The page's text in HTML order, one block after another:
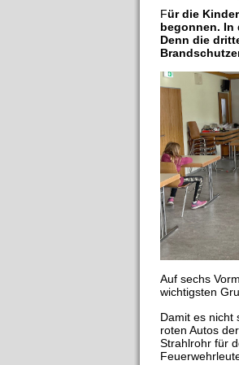
Für die
begonnen. In
Denn die
Auf sechs
wichtigsten
Damit es nicht
roten Autos
Strahlrohr für